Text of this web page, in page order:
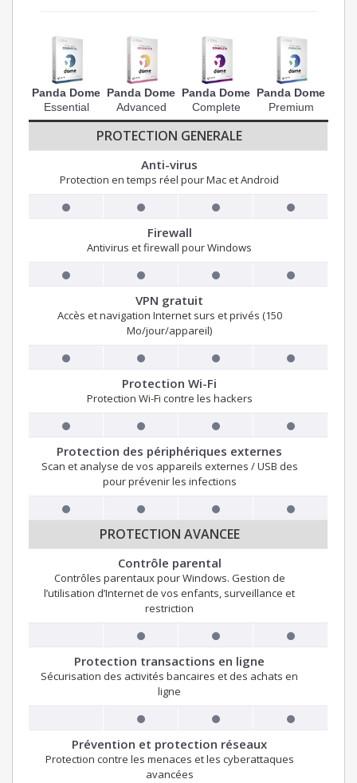
Panda Dome
Essential
Panda Dome
Advanced
Panda Dome
Complete
Panda Dome
Premium
PROTECTION GENERALE
Anti-virus
Protection en temps réel pour Mac et Android
Firewall
Antivirus et firewall pour Windows
VPN gratuit
Accès et navigation Internet surs et privés (150
Mo/jour/appareil)
Protection Wi-Fi
Protection Wi-Fi contre les hackers
Protection des périphériques externes
Scan et analyse de vos appareils externes / USB des
pour prévenir les infections
PROTECTION AVANCEE
Contrôle parental
Contrôles parentaux pour Windows. Gestion de
l’utilisation d’Internet de vos enfants, surveillance et
restriction
Protection transactions en ligne
Sécurisation des activités bancaires et des achats en
ligne
Prévention et protection réseaux
Protection contre les menaces et les cyberattaques
avancées